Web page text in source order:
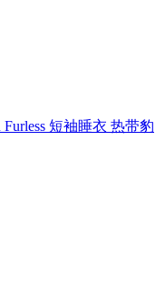
Furless 短袖睡衣 热带豹